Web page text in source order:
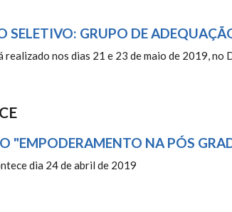
SELETIVO: GRUPO DE
realizado nos dias 21 e 23 de maio de 2019,
"EMPODERAMENTO NA PÓS
dia 24 de abril de 2019